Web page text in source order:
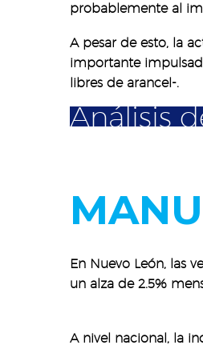
probablemente al
A pesar de esto, la
importante
libres de arancel-.
Análisis
En Nuevo León, las
un alza de 2.5%
A nivel nacional, la